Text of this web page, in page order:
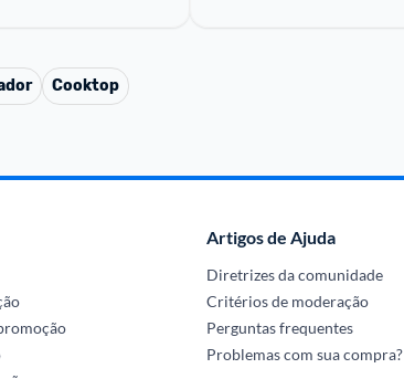
Cooktop
Artigos de Ajuda
Diretrizes da comunidade
Critérios de moderação
Perguntas frequentes
Problemas com sua compra?